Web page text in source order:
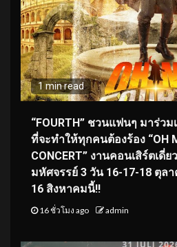
1 min read
“FOURTH” ชวนแฟนๆ มาร่ว
ที่จะทำให้ทุกคนต้องร้อง “OH
CONCERT” งานคอนเสิร์ตเดี่
มหัศจรรย์ 3 วัน 16-17-18 ตุ
16 สิงหาคมนี้!!
16 ชั่วโมง ago admin